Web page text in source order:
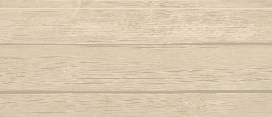
Folha seca
Hoje eu tava pensando em casa
Autor : Professor Pretinho
Hoje me leva o coração pra Bahia
Autor : Graduado Voador (Capoeira Nagô)
Hoje tem capoeira aiá
Autor : Mestre
Vou no